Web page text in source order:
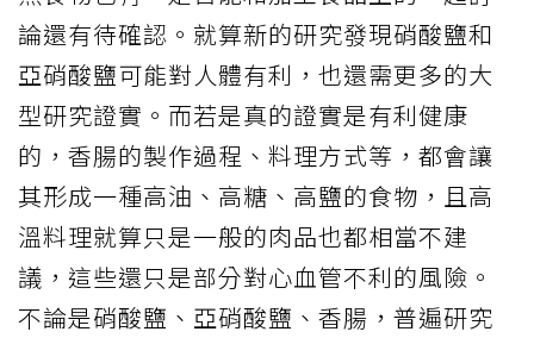
論還有待確認。就算新的研究發現硝酸鹽和
亞硝酸鹽可能對人體有利，也還需更多的大
型研究證實。而若是真的證實是有利健康
的，香腸的製作過程、料理方式等，都會讓
其形成一種高油、高糖、高鹽的食物，且高
溫料理就算只是一般的肉品也都相當不建
議，這些還只是部分對心血管不利的風險。
不論是硝酸鹽、亞硝酸鹽、香腸，普遍研究